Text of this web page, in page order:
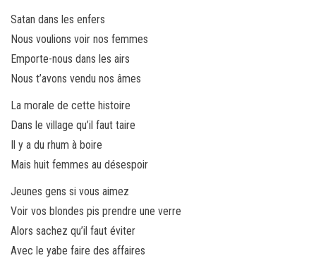
Satan dans les enfers
Nous voulions voir nos femmes
Emporte-nous dans les airs
Nous t’avons vendu nos âmes
La morale de cette histoire
Dans le village qu’il faut taire
Il y a du rhum à boire
Mais huit femmes au désespoir
Jeunes gens si vous aimez
Voir vos blondes pis prendre une verre
Alors sachez qu’il faut éviter
Avec le yabe faire des affaires